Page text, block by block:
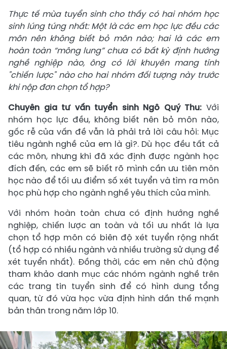
Thực tế mùa tuyển sinh cho thấy có hai nhóm học
sinh lúng túng nhất: Một là các em học lực đều các
môn nên không biết bỏ môn nào; hai là các em
hoàn toàn “mông lung” chưa có bất kỳ định hướng
nghề nghiệp nào, ông có lời khuyên mang tính
"chiến lược" nào cho hai nhóm đối tượng này trước
khi nộp đơn chọn tổ hợp?
Chuyên gia tư vấn tuyển sinhNgô Quý Thu:Với
nhóm học lực đều, không biết nên bỏ môn nào,
gốc rễ của vấn đề vẫn là phải trả lời câu hỏi: Mục
tiêu ngành nghề của em là gì?. Dù học đều tất cả
các môn, nhưng khi đã xác định được ngành học
đích đến, các em sẽ biết rõ mình cần ưu tiên môn
học nào để tối ưu điểm số xét tuyển và tìm ra môn
học phù hợp cho ngành nghề yêu thích của mình.
Với nhóm hoàn toàn chưa có định hướng nghề
nghiệp, chiến lược an toàn và tối ưu nhất là lựa
chọn tổ hợp môn có biên độ xét tuyển rộng nhất
(tổ hợp có nhiều ngành và nhiều trường sử dụng để
xét tuyển nhất). Đồng thời, các em nên chủ động
tham khảo danh mục các nhóm ngành nghề trên
các trang tin tuyển sinh để có hình dung tổng
quan, từ đó vừa học vừa định hình dần thế mạnh
bản thân trong năm lớp 10.